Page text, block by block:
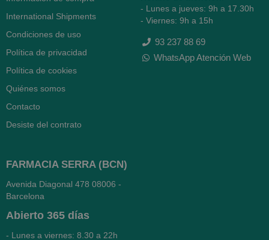
International Shipments
Condiciones de uso
Política de privacidad
Política de cookies
Quiénes somos
Contacto
Desiste del contrato
- Lunes a jueves: 9h a 17.30h
- Viernes: 9h a 15h
93 237 88 69
WhatsApp Atención Web
FARMACIA SERRA (BCN)
Avenida Diagonal 478 08006 -
Barcelona
Abierto 365 días
- Lunes a viernes: 8.30 a 22h